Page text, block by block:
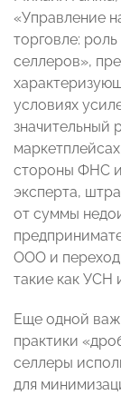
«Управление
торговле:
селлеров»,
условиях
значительный
стороны ФНС
эксперта,
от суммы
ООО и
такие как УСН
Еще одной
практики
селлеры
для